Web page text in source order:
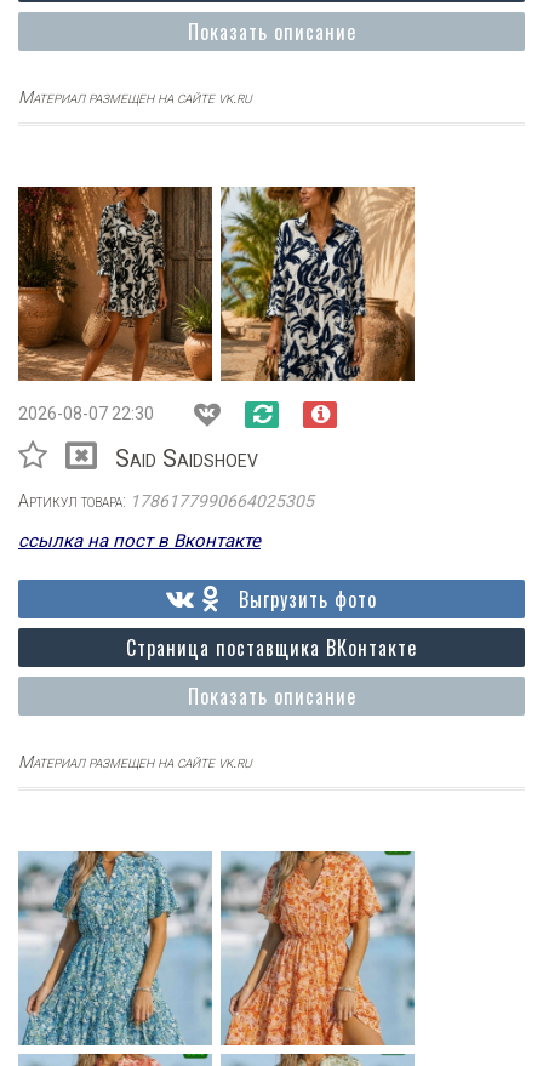
Показать описание
Материал размещен на сайте vk.ru
2026-08-07 22:30
Said Saidshoev
Артикул товара: 1786177990664025305
ссылка на пост в Вконтакте
Показать описание
Страница поставщика ВКонтакте
Выгрузить фото
Материал размещен на сайте vk.ru